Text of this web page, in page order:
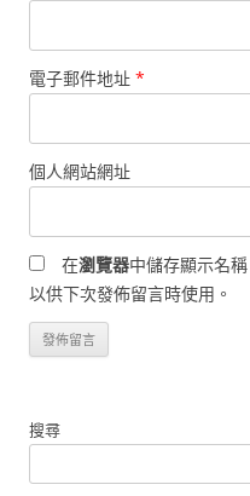
電子郵件地址 *
個人網站網址
在瀏覽器中儲存顯示名
以供下次發佈留言時使用。
搜尋